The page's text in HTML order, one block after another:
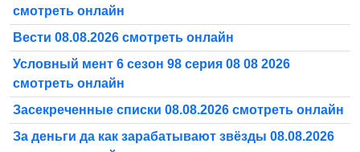
смотреть онлайн
Вести 08.08.2026 смотреть онлайн
Условный мент 6 сезон 98 серия 08 08 2026
смотреть онлайн
Засекреченные списки 08.08.2026 смотреть онлайн
За деньги да как зарабатывают звёзды 08.08.2026